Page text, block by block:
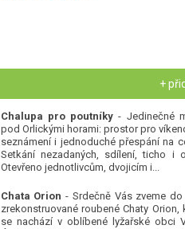
+
Chalupa pro poutníky - Jedinečné
pod Orlickými horami: prostor pro
seznámení i jednoduché přespání na
Setkání nezadaných, sdílení, ticho i
Otevřeno jednotlivcům, dvojicím i...
Chata Orion - Srdečně Vás zveme do
zrekonstruované roubené Chaty Orion,
se nachází v oblíbené lyžařské obci